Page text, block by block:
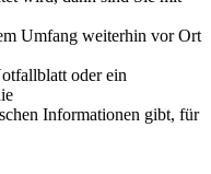
Umfang weiterhin vor Ort
oder ein
Informationen gibt, für